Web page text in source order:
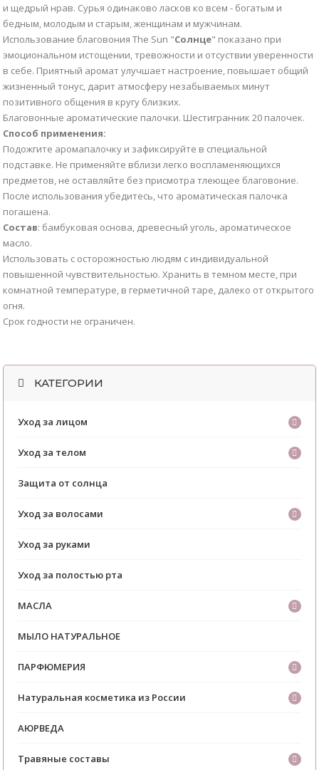
и щедрый нрав. Сурья одинаково ласков ко всем - богатым и
бедным, молодым и старым, женщинам и мужчинам.
Использование благовония The Sun "Солнце" показано при
эмоциональном истощении, тревожности и отсуствии уверенности
в себе. Приятный аромат улучшает настроение, повышает общий
жизненный тонус, дарит атмосферу незабываемых минут
позитивного общения в кругу близких.
Благовонные ароматические палочки. Шестигранник 20 палочек.
Способ применения:
Подожгите аромапалочку и зафиксируйте в специальной
подставке. Не применяйте вблизи легко воспламеняющихся
предметов, не оставляйте без присмотра тлеющее благовоние.
После использования убедитесь, что ароматическая палочка
погашена.
Состав: бамбуковая основа, древесный уголь, ароматическое
масло.
Использовать с осторожностью людям с индивидуальной
повышенной чувствительностью. Хранить в темном месте, при
комнатной температуре, в герметичной таре, далеко от открытого
огня.
Срок годности не ограничен.
КАТЕГОРИИ
Уход за лицом
Уход за телом
Защита от солнца
Уход за волосами
Уход за руками
Уход за полостью рта
МАСЛА
МЫЛО НАТУРАЛЬНОЕ
ПАРФЮМЕРИЯ
Натуральная косметика из России
АЮРВЕДА
Травяные составы